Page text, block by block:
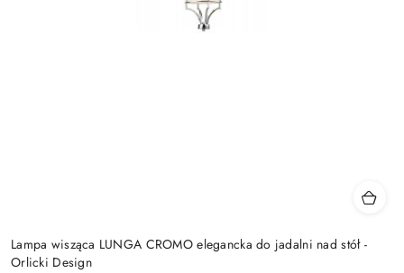
Lampa wisząca LUNGA CROMO elegancka do jadalni nad stół -
Orlicki Design